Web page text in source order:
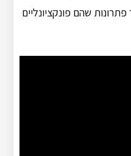
שהם פונקציונליים